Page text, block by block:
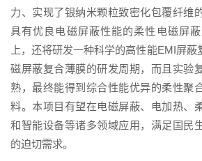
力、实现了银纳米颗粒致密化包覆纤维
具有优良电磁屏蔽性能的柔性电磁屏
上，还将研发一种科学的高性能EMI屏
磁屏蔽复合薄膜的研发周期，而且实验
熟，最终能得到综合性能优异的柔性聚
料。本项目有望在电磁屏蔽、电加热、
和智能设备等诸多领域应用，满足国民
的迫切需求。